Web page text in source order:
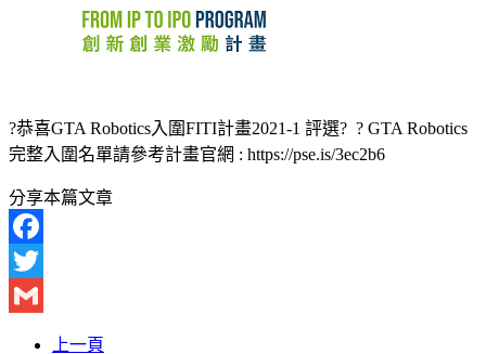
?恭喜GTA Robotics入圍FITI計畫2021-1 評選? ? GTA Robotics
完整入圍名單請參考計畫官網 : https://pse.is/3ec2b6
分享本篇文章
Facebook
Twitter
上一頁